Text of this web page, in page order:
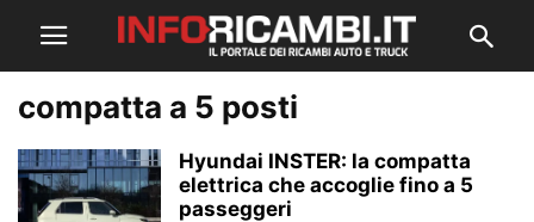
compatta a 5 posti
Hyundai INSTER: la compatta
elettrica che accoglie fino a 5
passeggeri